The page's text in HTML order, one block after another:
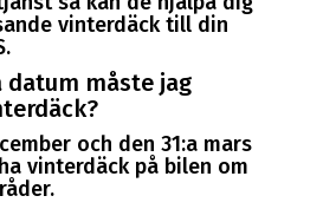
vinterdäck till din
datum måste jag
och den 31:a mars
vinterdäck på bilen om